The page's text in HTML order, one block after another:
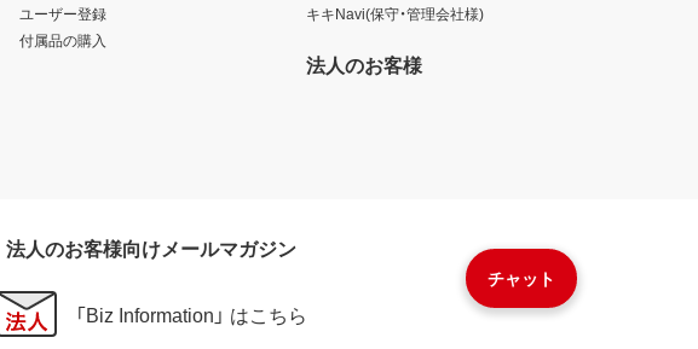
チャット
ユーザー登録
付属品の購入
キキNavi(保守・管理会社様)
法人のお客様
法人のお客様向けメールマガジン
「Biz Information」 はこちら